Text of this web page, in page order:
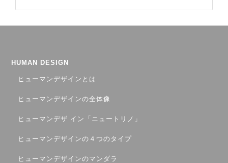
HUMAN DESIGN
ヒューマンデザインとは
ヒューマンデザインの全体像
ヒューマンデザ イン「ニュートリノ」
ヒューマンデザインの４つのタイプ
ヒューマンデザインのマンダラ